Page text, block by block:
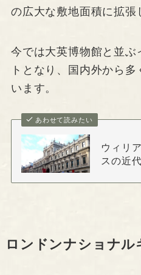
の広大な敷地面積に拡張
今では大英博物館と並ぶ
トとなり、国内外から
います。
あわせて読みたい
ウィリ
スの近
ロンドンナショナル